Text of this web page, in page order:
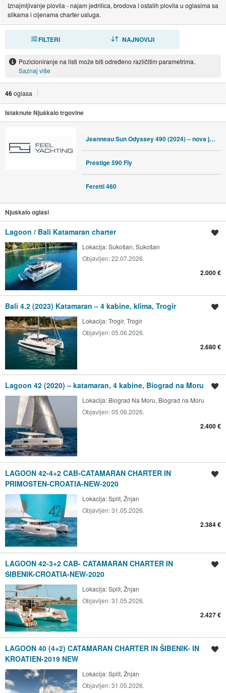
Iznajmljivanje plovila - najam jedrilica, brodova i ostalih plovila u oglasima sa
slikama i cijenama charter usluga.
FILTERI NAJNOVIJI
Pozicioniranje na listi može biti određeno različitim parametrima.
Saznaj više
46oglasa
Istaknute Njuškalo trgovine
Jeanneau Sun Odyssey 490 (2024) – nova jedrilica, 4 kabine, najam
Prestige 590 Fly
Feretti 460
Njuškalo oglasi
Lagoon / Bali Katamaran charter
Lokacija:Sukošan, Sukošan
Objavljen:22.07.2026.
2.000 €
Bali 4.2 (2023) Katamaran – 4 kabine, klima, Trogir
Lokacija:Trogir, Trogir
Objavljen:05.06.2026.
2.680 €
Lagoon 42 (2020) – katamaran, 4 kabine, Biograd na Moru
Lokacija: Biograd Na Moru, Biograd na Moru
Objavljen:05.06.2026.
2.400 €
LAGOON 42-4+2 CAB-CATAMARAN CHARTER IN
PRIMOSTEN-CROATIA-NEW-2020
Lokacija:Split, Žnjan
Objavljen:31.05.2026.
2.384 €
LAGOON 42-3+2 CAB- CATAMARAN CHARTER IN
SIBENIK-CROATIA-NEW-2020
Lokacija:Split, Žnjan
Objavljen:31.05.2026.
2.427 €
LAGOON 40 (4+2) CATAMARAN CHARTER IN ŠIBENIK- IN
KROATIEN-2019 NEW
Lokacija:Split, Žnjan
Objavljen:31.05.2026.